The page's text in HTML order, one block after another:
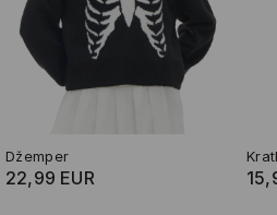
Džemper
22,99 EUR